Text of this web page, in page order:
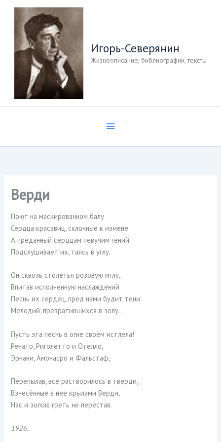
Перейти
содержимому
Игорь-Северянин
Жизнеописание, библиографии, тексты
Верди
Поют на маскированном балу
Сердца красавиц, склонные к измене.
А преданный сердцам певучим гений
Подслушивает их, таясь в углу.
Он сквозь столетья розовую мглу,
Впитав исполненную наслаждений
Песнь их сердец, пред нами будит тени
Мелодий, превратившихся в золу…
Пусть эта песнь в огне своём истлела!
Ренато, Риголетто и Отелло,
Эрнани, Амонасро и Фальстаф,
Перепылав, все растворилось в тверди,
Взнесённые в нее крылами Верди,
Нас и золою греть не перестав.
1926.